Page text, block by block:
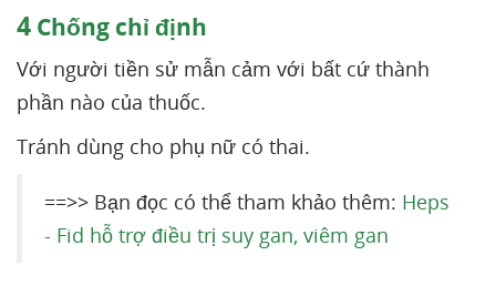
4 Chống chỉ định
Với người tiền sử mẫn cảm với bất cứ thành
phần nào của thuốc.
Tránh dùng cho phụ nữ có thai.
==>> Bạn đọc có thể tham khảo thêm: Heps
- Fid hỗ trợ điều trị suy gan, viêm gan